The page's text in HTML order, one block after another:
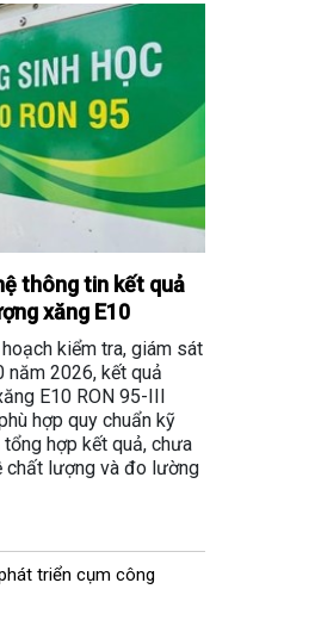
thông tin kết quả
xăng E10
kiểm tra, giám sát
năm 2026, kết quả
E10 RON 95-III
hợp quy chuẩn kỹ
hợp kết quả, chưa
chất lượng và đo lường
triển cụm công